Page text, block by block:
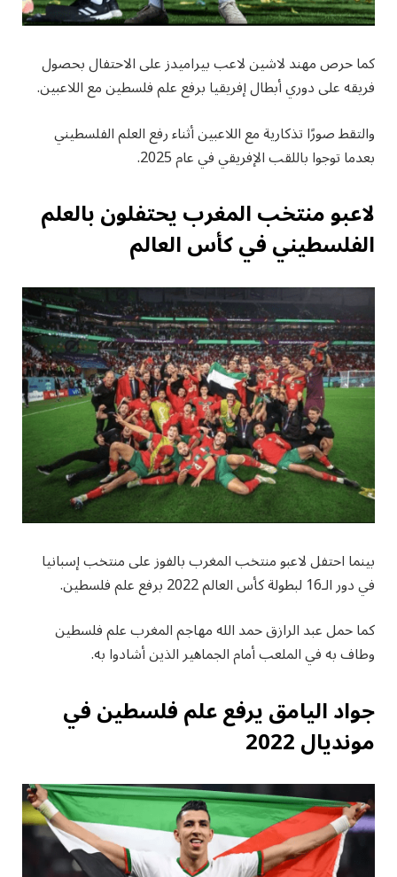
كما حرص مهند لاشين لاعب بيراميدز على الاحتفال بحصول
فريقه على دوري أبطال إفريقيا برفع علم فلسطين مع اللاعبين.
والتقط صورًا تذكارية مع اللاعبين أثناء رفع العلم الفلسطيني
بعدما توجوا باللقب الإفريقي في عام 2025.
لاعبو منتخب المغرب يحتفلون بالعلم
الفلسطيني في كأس العالم
بينما احتفل لاعبو منتخب المغرب بالفوز على منتخب إسبانيا
في دور الـ16 لبطولة كأس العالم 2022 برفع علم فلسطين.
كما حمل عبد الرازق حمد الله مهاجم المغرب علم فلسطين
وطاف به في الملعب أمام الجماهير الذين أشادوا به.
جواد اليامق يرفع علم فلسطين في
مونديال 2022